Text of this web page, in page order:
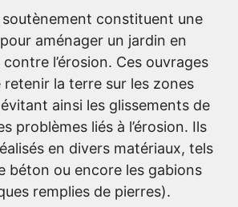
soutènement constituent une
aménager un jardin en
l’érosion. Ces ouvrages
la terre sur les zones
ainsi les glissements de
problèmes liés à l’érosion. Ils
en divers matériaux, tels
béton ou encore les gabions
remplies de pierres).